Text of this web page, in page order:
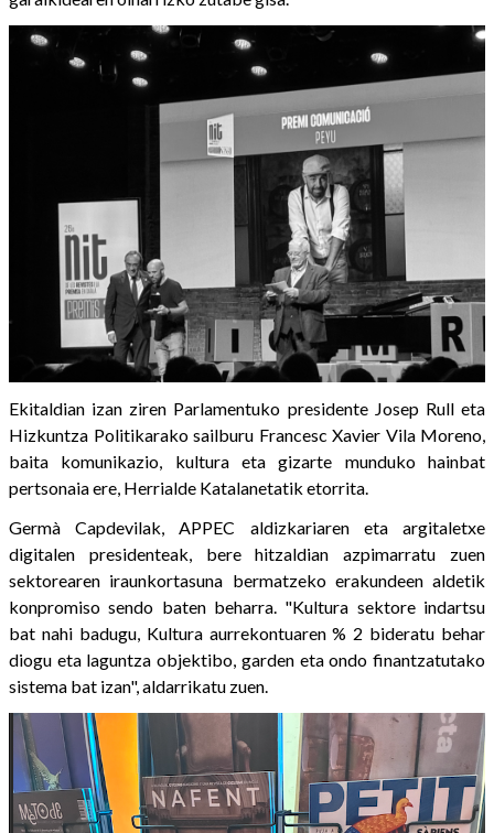
Ekitaldian izan ziren Parlamentuko presidente Josep Rull eta
Hizkuntza Politikarako sailburu Francesc Xavier Vila Moreno,
baita komunikazio, kultura eta gizarte munduko hainbat
pertsonaia ere, Herrialde Katalanetatik etorrita.
Germà Capdevilak, APPEC aldizkariaren eta argitaletxe
digitalen presidenteak, bere hitzaldian azpimarratu zuen
sektorearen iraunkortasuna bermatzeko erakundeen aldetik
konpromiso sendo baten beharra. "Kultura sektore indartsu
bat nahi badugu, Kultura aurrekontuaren % 2 bideratu behar
diogu eta laguntza objektibo, garden eta ondo finantzatutako
sistema bat izan", aldarrikatu zuen.